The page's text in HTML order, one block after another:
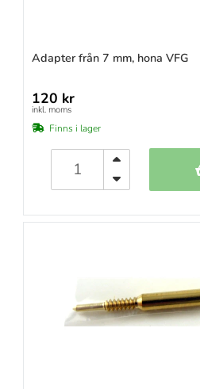
Adapter från 7 mm, hona VFG
120 kr
inkl. moms
Finns i lager